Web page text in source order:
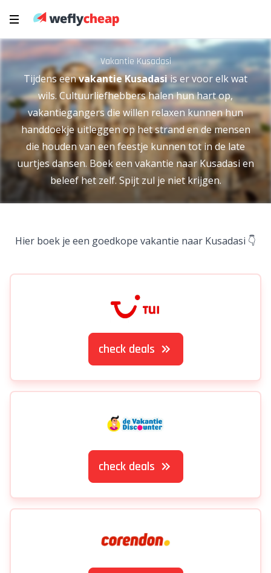
Vakantie Kusadasi
Tijdens eenvakantie Kusadasiis er voor elk wat
wils. Cultuurliefhebbers halen hun hart op,
vakantiegangers die willen relaxen kunnen hun
handdoekje uitleggen op het strand en de mensen
die houden van een feestje kunnen tot in de late
uurtjes dansen. Boek een vakantie naar Kusadasi en
beleef het zelf. Spijt zul je niet krijgen.
Hier boek je een goedkope vakantie naar Kusadasi 👇
check deals
check deals